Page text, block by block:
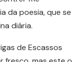
da poesia, que se
diária.
de Escassos